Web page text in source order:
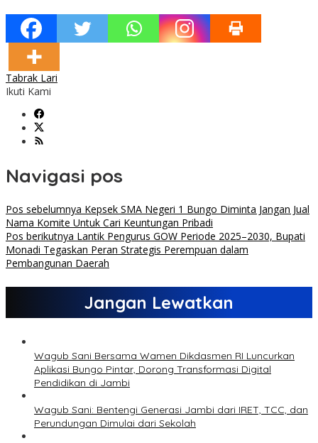
Tabrak Lari
Ikuti Kami
Navigasi pos
Pos sebelumnya Kepsek SMA Negeri 1 Bungo Diminta Jangan Jual
Nama Komite Untuk Cari Keuntungan Pribadi
Pos berikutnya Lantik Pengurus GOW Periode 2025–2030, Bupati
Monadi Tegaskan Peran Strategis Perempuan dalam
Pembangunan Daerah
Jangan Lewatkan
Wagub Sani Bersama Wamen Dikdasmen RI Luncurkan
Aplikasi Bungo Pintar, Dorong Transformasi Digital
Pendidikan di Jambi
Wagub Sani: Bentengi Generasi Jambi dari IRET, TCC, dan
Perundungan Dimulai dari Sekolah